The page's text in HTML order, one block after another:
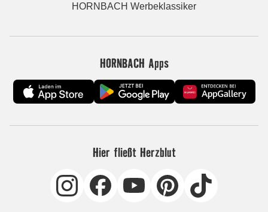
HORNBACH Werbeklassiker
HORNBACH Apps
Hier fließt Herzblut